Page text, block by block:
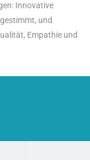
Innovative
und
Empathie und